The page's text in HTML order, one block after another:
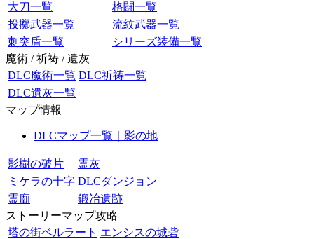
大刀一覧
格闘一覧
投擲武器一覧
流紋武器一覧
刺突盾一覧
シリーズ装備一覧
魔術 / 祈祷 / 遺灰
DLC魔術一覧 DLC祈祷一覧
DLC遺灰一覧
マップ情報
DLCマップ一覧｜影の地
影樹の破片
霊灰
ミケラの十字 DLCダンジョン
霊廟
鍛冶遺跡
ストーリーマップ攻略
塔の街ベルラート エンシスの城砦